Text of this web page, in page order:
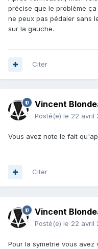
vous faire metre dans
tout .
précise que le problème
ne peux pas pédaler sans
sur la gauche.
Citer
Vincent
Posté(e) le 22 avril
Vous avez note le fait
Citer
Vincent
Posté(e) le 22 avril
Pour la symetrie vous avez